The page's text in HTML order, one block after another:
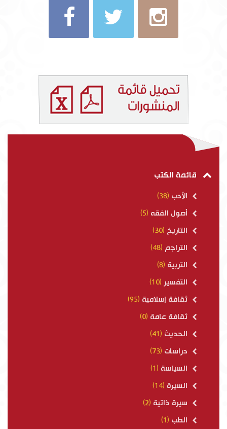
قائمة الكتب
الأدب (38)
أصول الفقه (5)
التاريخ (30)
التراجم (48)
التربية (8)
التفسير (10)
ثقافة إسلامية (95)
ثقافة عامة (0)
الحديث (41)
دراسات (73)
السياسة (1)
السيرة (14)
سيرة ذاتية (2)
الطب (1)